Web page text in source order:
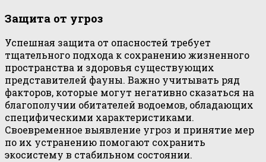
Защита от угроз
Успешная защита от опасностей требует
тщательного подхода к сохранению жизненного
пространства и здоровья существующих
представителей фауны. Важно учитывать ряд
факторов, которые могут негативно сказаться на
благополучии обитателей водоемов, обладающих
специфическими характеристиками.
Своевременное выявление угроз и принятие мер
по их устранению помогают сохранить
экосистему в стабильном состоянии.